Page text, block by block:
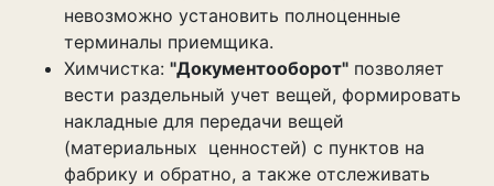
невозможно установить полноценные
терминалы приемщика.
Химчистка: "Документооборот" позволяет
вести раздельный учет вещей, формировать
накладные для передачи вещей
(материальных ценностей) с пунктов на
фабрику и обратно, а также отслеживать